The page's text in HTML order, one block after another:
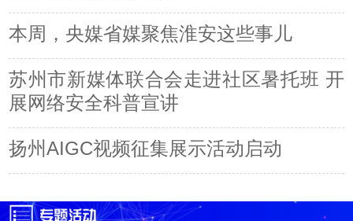
本周，央媒省媒聚焦淮安这些事儿
苏州市新媒体联合会走进社区暑托班 开
展网络安全科普宣讲
扬州AIGC视频征集展示活动启动